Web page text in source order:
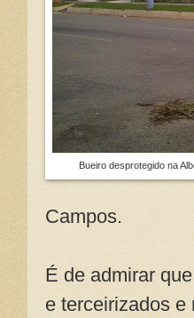
Bueiro desprotegido na
Campos.
É de admirar
e terceirizados